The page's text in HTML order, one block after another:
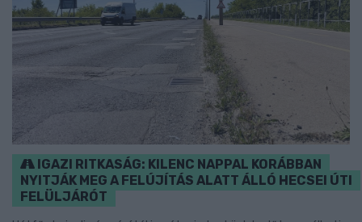
IGAZI RITKASÁG: KILENC NAPPAL KORÁBBAN
NYITJÁK MEG A FELÚJÍTÁS ALATT ÁLLÓ HECSEI ÚTI
FELÜLJÁRÓT